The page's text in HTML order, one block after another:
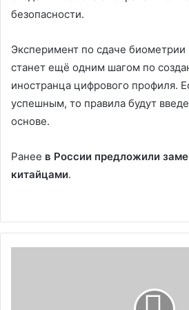
безопасности.
Эксперимент по сдаче
станет ещё одним шагом по
иностранца цифрового профиля.
успешным, то правила будут
основе.
Ранее в России предложили
китайцами.